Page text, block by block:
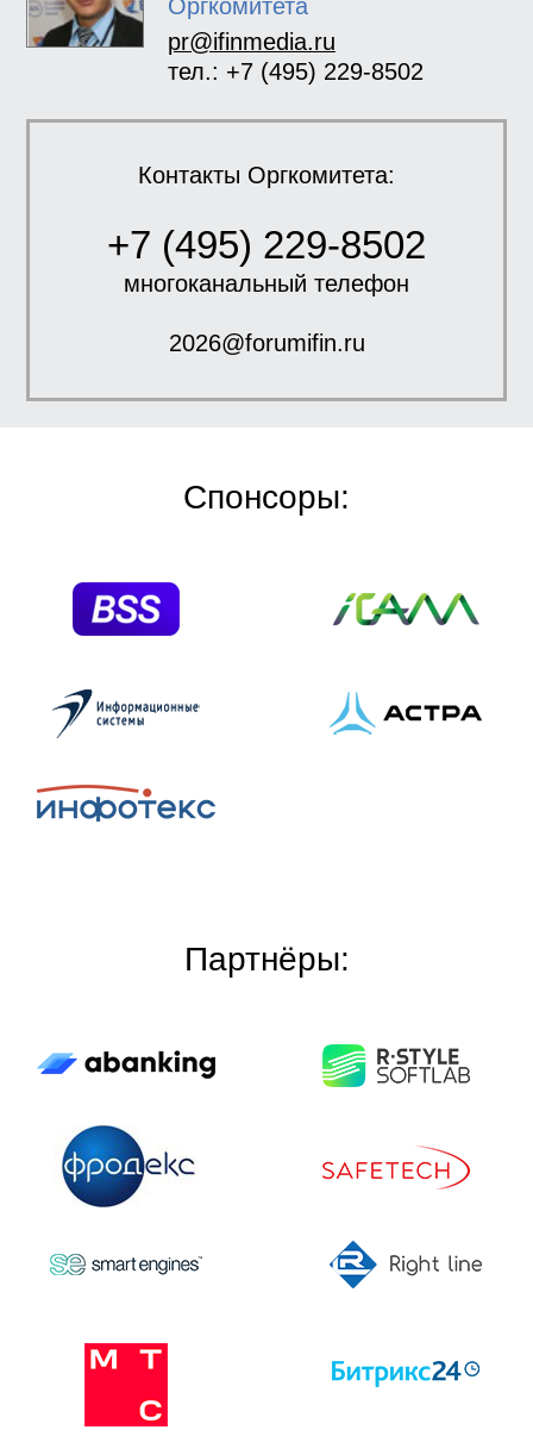
Оргкомитета
pr@ifinmedia.ru
тел.: +7 (495) 229-8502
Контакты Оргкомитета:
+7 (495) 229-8502
многоканальный телефон
2026@forumifin.ru
Спонсоры:
Партнёры: